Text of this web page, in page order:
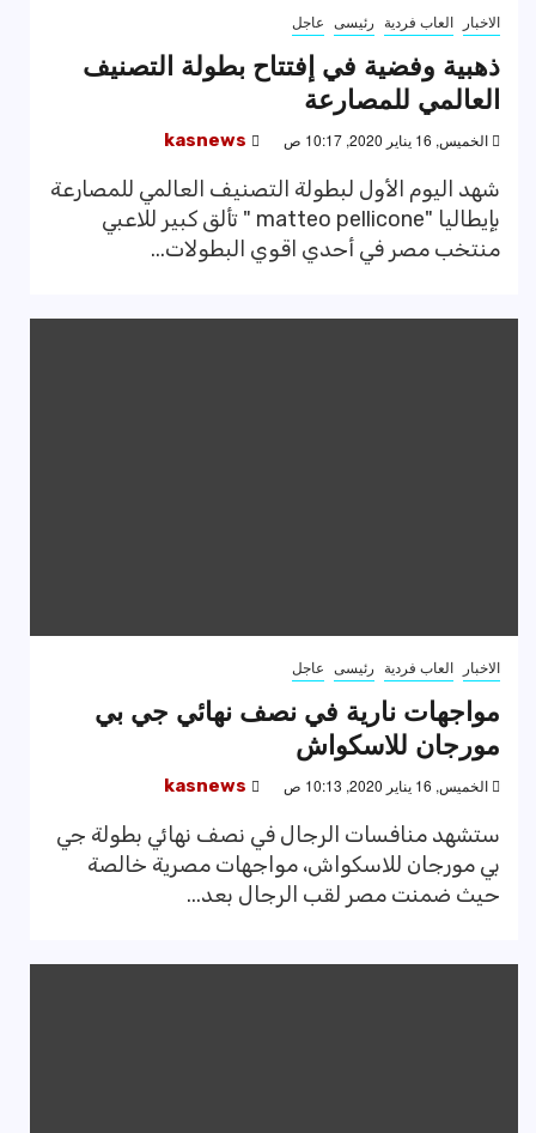
الاخبار العاب فردية رئيسى عاجل
ذهبية وفضية في إفتتاح بطولة التصنيف
العالمي للمصارعة
الخميس, 16 يناير 2020, 10:17 ص kasnews
شهد اليوم الأول لبطولة التصنيف العالمي للمصارعة
بإيطاليا "matteo pellicone " تألق كبير للاعبي
منتخب مصر في أحدي اقوي البطولات...
الاخبار العاب فردية رئيسى عاجل
مواجهات نارية في نصف نهائي جي بي
مورجان للاسكواش
الخميس, 16 يناير 2020, 10:13 ص kasnews
ستشهد منافسات الرجال في نصف نهائي بطولة جي
بي مورجان للاسكواش، مواجهات مصرية خالصة
حيث ضمنت مصر لقب الرجال بعد...